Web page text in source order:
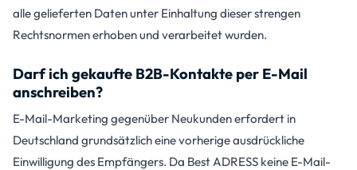
alle gelieferten Daten unter Einhaltung dieser strengen
Rechtsnormen erhoben und verarbeitet wurden.
Darf ich gekaufte B2B-Kontakte per E-Mail
anschreiben?
E-Mail-Marketing gegenüber Neukunden erfordert in
Deutschland grundsätzlich eine vorherige ausdrückliche
Einwilligung des Empfängers. Da Best ADRESS keine E-Mail-